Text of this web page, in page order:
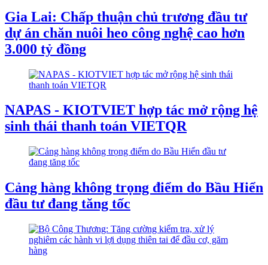
Gia Lai: Chấp thuận chủ trương đầu tư
dự án chăn nuôi heo công nghệ cao hơn
3.000 tỷ đồng
NAPAS - KIOTVIET hợp tác mở rộng hệ
sinh thái thanh toán VIETQR
Cảng hàng không trọng điểm do Bầu Hiển
đầu tư đang tăng tốc